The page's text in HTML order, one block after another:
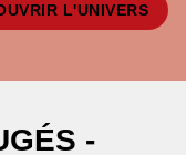
L'UNIVERS
-